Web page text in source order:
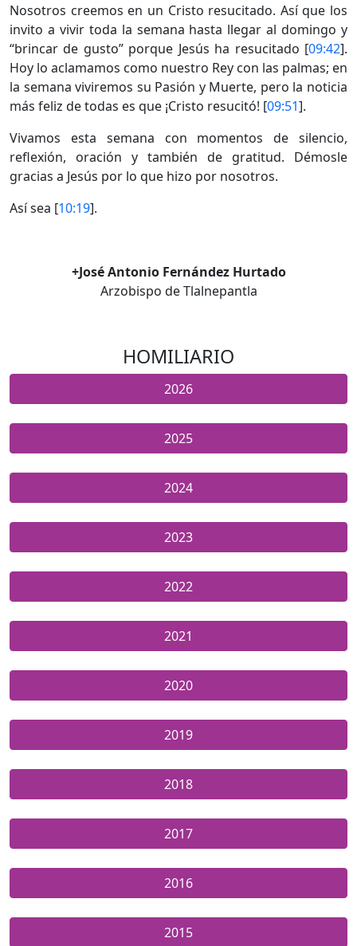
Nosotros creemos en un Cristo resucitado. Así que los
invito a vivir toda la semana hasta llegar al domingo y
“brincar de gusto” porque Jesús ha resucitado [09:42].
Hoy lo aclamamos como nuestro Rey con las palmas; en
la semana viviremos su Pasión y Muerte, pero la noticia
más feliz de todas es que ¡Cristo resucitó! [09:51].
Vivamos esta semana con momentos de silencio,
reflexión, oración y también de gratitud. Démosle
gracias a Jesús por lo que hizo por nosotros.
Así sea [10:19].
+José Antonio Fernández Hurtado
Arzobispo de Tlalnepantla
HOMILIARIO
2026
2025
2024
2023
2022
2021
2020
2019
2018
2017
2016
2015